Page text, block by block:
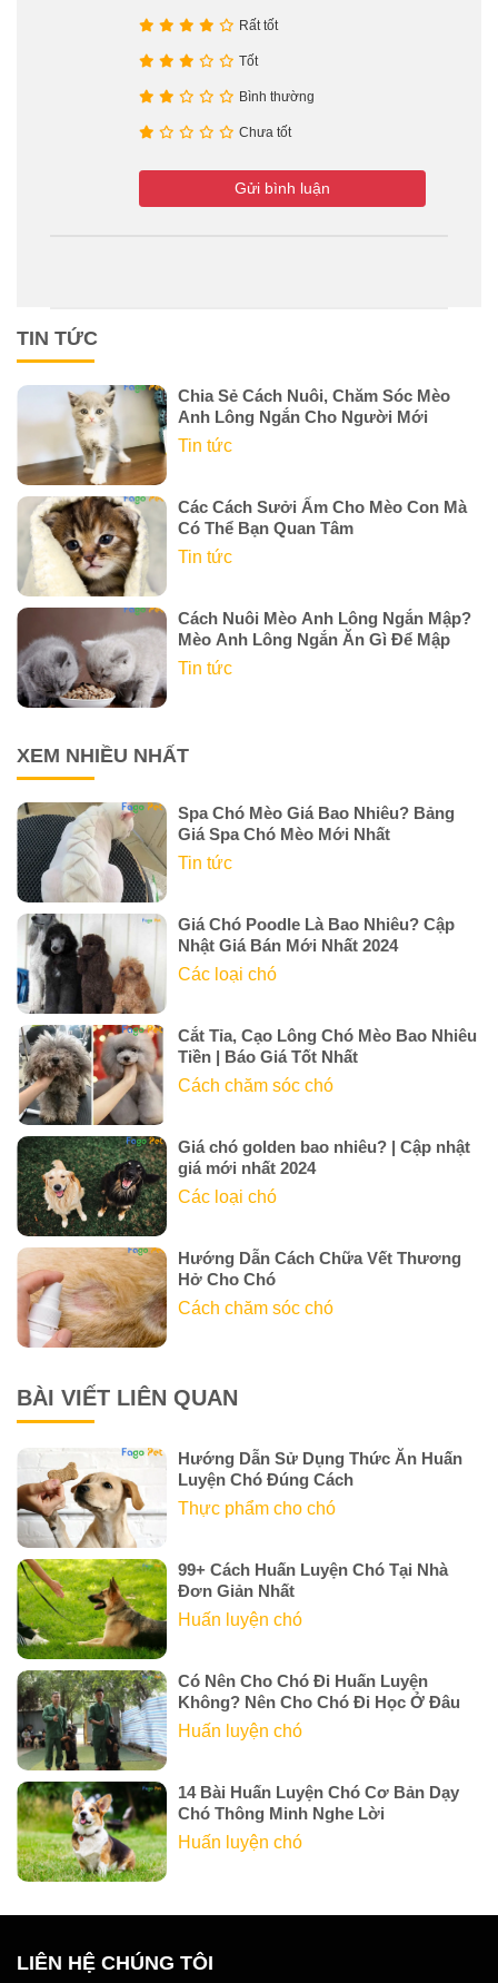
Rất tốt
Tốt
Bình thường
Chưa tốt
Gửi bình luận
TIN TỨC
Chia Sẻ Cách Nuôi, Chăm Sóc Mèo
Anh Lông Ngắn Cho Người Mới
Tin tức
Các Cách Sưởi Ấm Cho Mèo Con Mà
Có Thể Bạn Quan Tâm
Tin tức
Cách Nuôi Mèo Anh Lông Ngắn Mập?
Mèo Anh Lông Ngắn Ăn Gì Để Mập
Tin tức
XEM NHIỀU NHẤT
Spa Chó Mèo Giá Bao Nhiêu? Bảng
Giá Spa Chó Mèo Mới Nhất
Tin tức
Giá Chó Poodle Là Bao Nhiêu? Cập
Nhật Giá Bán Mới Nhất 2024
Các loại chó
Cắt Tỉa, Cạo Lông Chó Mèo Bao Nhiêu
Tiền | Báo Giá Tốt Nhất
Cách chăm sóc chó
Giá chó golden bao nhiêu? | Cập nhật
giá mới nhất 2024
Các loại chó
Hướng Dẫn Cách Chữa Vết Thương
Hở Cho Chó
Cách chăm sóc chó
BÀI VIẾT LIÊN QUAN
Hướng Dẫn Sử Dụng Thức Ăn Huấn
Luyện Chó Đúng Cách
Thực phẩm cho chó
99+ Cách Huấn Luyện Chó Tại Nhà
Đơn Giản Nhất
Huấn luyện chó
Có Nên Cho Chó Đi Huấn Luyện
Không? Nên Cho Chó Đi Học Ở Đâu
Huấn luyện chó
14 Bài Huấn Luyện Chó Cơ Bản Dạy
Chó Thông Minh Nghe Lời
Huấn luyện chó
LIÊN HỆ CHÚNG TÔI